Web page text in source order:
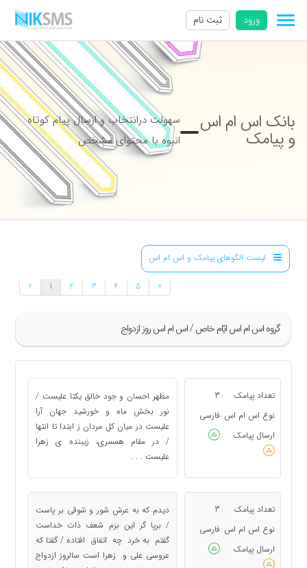
ورود ثبت نام
بانک اس ام اس
و پیامک
سهولت درانتخاب و ارسال پیام کوتاه
انبوه با محتوای مشخص
لیست الگوهای پیامک و اس ام اس
گروه اس ام اس ايّام خاص / اس ام اس روز ازدواج
» 1 2 3 4 5 «
تعداد پیامک :
3
نوع اس ام اس : فارسی
ارسال پیامک
:
مظهر احسان و جود خالق یکتا علیست /
نور بخش ماه و خورشید جهان آرا
علیست در میان کل مردان ز ابتدا تا انتها
/ در مقام همسری، زیبنده ی زهرا
علیست . . .
تعداد پیامک :
3
نوع اس ام اس : فارسی
ارسال پیامک
:
دیدم که به عرش شور و شوقی بر پاست
/ برپا گر این بزم شعف ذات خداست
گفتم به خرد چه اتفاق افتاده / گفتا که
عروسی علی و زهرا است سالروز ازدواج